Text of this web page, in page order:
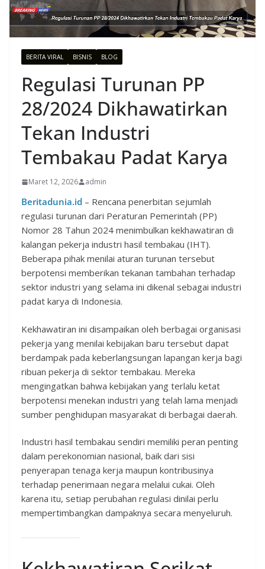
BERITA VIRAL BISNIS BLOG
Regulasi Turunan PP
28/2024 Dikhawatirkan
Tekan Industri
Tembakau Padat Karya
Maret 12, 2026 admin
Beritadunia.id – Rencana penerbitan sejumlah
regulasi turunan dari Peraturan Pemerintah (PP)
Nomor 28 Tahun 2024 menimbulkan kekhawatiran di
kalangan pekerja industri hasil tembakau (IHT).
Beberapa pihak menilai aturan turunan tersebut
berpotensi memberikan tekanan tambahan terhadap
sektor industri yang selama ini dikenal sebagai industri
padat karya di Indonesia.
Kekhawatiran ini disampaikan oleh berbagai organisasi
pekerja yang menilai kebijakan baru tersebut dapat
berdampak pada keberlangsungan lapangan kerja bagi
ribuan pekerja di sektor tembakau. Mereka
mengingatkan bahwa kebijakan yang terlalu ketat
berpotensi menekan industri yang telah lama menjadi
sumber penghidupan masyarakat di berbagai daerah.
Industri hasil tembakau sendiri memiliki peran penting
dalam perekonomian nasional, baik dari sisi
penyerapan tenaga kerja maupun kontribusinya
terhadap penerimaan negara melalui cukai. Oleh
karena itu, setiap perubahan regulasi dinilai perlu
mempertimbangkan dampaknya secara menyeluruh.